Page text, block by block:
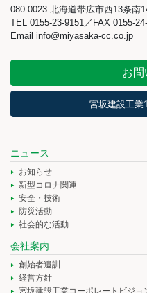
080-0023 北海道帯広市西13条南
TEL 0155-23-9151／FAX 0155-
Email info@miyasaka-cc.co.jp
お問
宮坂建設工業
ニュース
お知らせ
新型コロナ関連
安全・技術
防災活動
社会的な活動
会社案内
創始者遺訓
経営方針
宮坂建設工業コーポレートビジョ